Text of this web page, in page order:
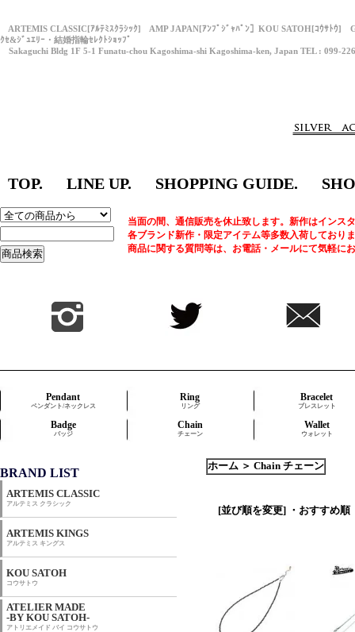
ARTEMIS CLASSIC[ｱﾙﾃﾐｽｸﾗｼｯｸ] AMP JAPAN[ｱﾝﾌﾟｼﾞｬﾊﾟﾝ］KOU SATOH[ｺｳｻﾄｳ]
ｸｾ&ｼﾞｭｴﾘｰ・結婚指輪ｾﾚｸﾄｼｮｯﾌﾟ
Sakaguchi Bldg 1F 5-1 Funatu-chou Kagoshima-shi Kagoshima-ken, Japan TEL : 099-
TOP. LINE UP. SHOPPING GUIDE.
当面の間、通信販売を休止致します。新作はインス
各ブランド新作・限定アイテム等多数入荷しており
商品に関する質問等は、お電話・メールにて気軽に
Pendant
ペンダント/ネックレス
Ring
リング
Bracelet
ブレスレット
Badge
バッジ
Chain
チェーン
Wallet
ウォレット
ホーム ＞ Chain チェーン
[並び順を変更] ・おすすめ順
BRAND LIST
ARTEMIS CLASSIC
アルテミス クラシック
ARTEMIS KINGS
アルテミス キングス
KOU SATOH
コウサトウ
ATELIER MADE
-BY KOU SATOH-
アトリエメイド バイ コウサトウ